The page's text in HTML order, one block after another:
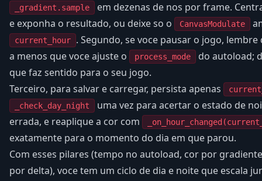
_gradient.sample
em dezenas de nos por frame.
e exponha o resultado, ou deixe so o
CanvasModulate
current_hour
. Segundo, se voce pausar o jogo,
a menos que voce ajuste o
process_mode
do autoload;
que faz sentido para o seu jogo.
Terceiro, para salvar e carregar, persista apenas
_check_day_night
uma vez para acertar o estado de
errada, e reaplique a cor com
exatamente para o momento do dia em que parou.
Com esses pilares (tempo no autoload, cor por
por delta), voce tem um ciclo de dia e noite que escala